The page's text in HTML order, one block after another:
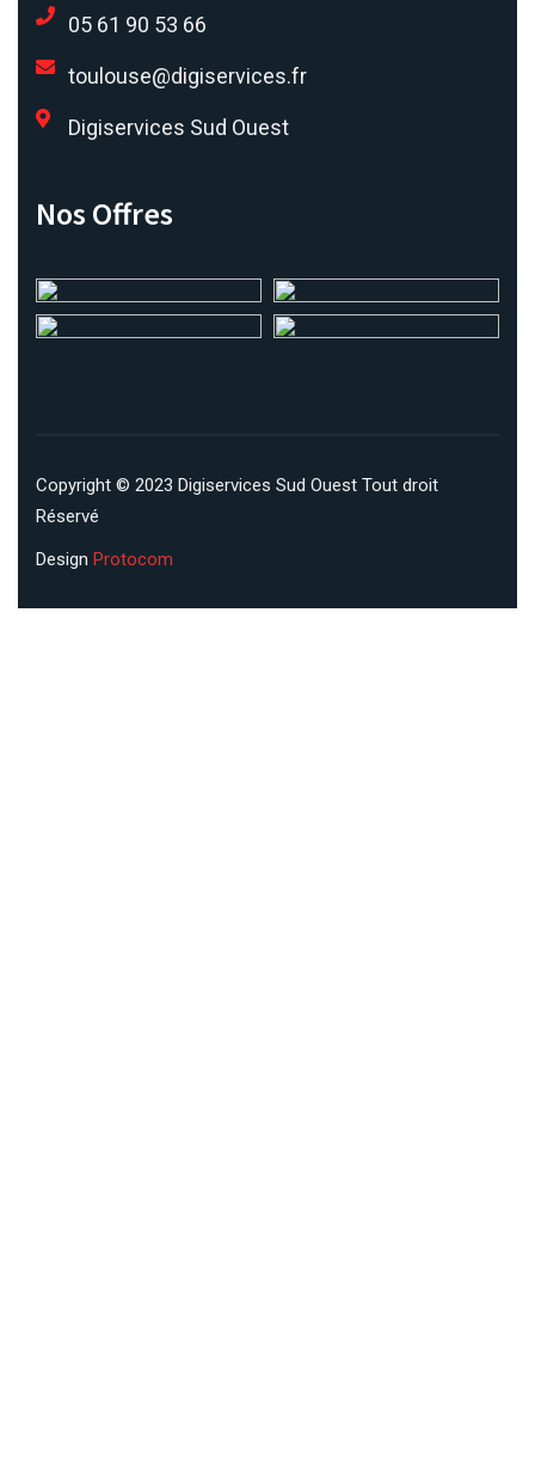
05 61 90 53 66
toulouse@digiservices.fr
Digiservices Sud Ouest
Nos Offres
Copyright © 2023 Digiservices Sud Ouest Tout droit
Réservé
Design Protocom